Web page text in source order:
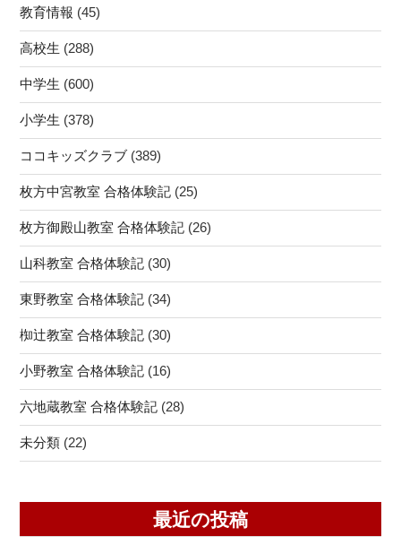
教育情報 (45)
高校生 (288)
中学生 (600)
小学生 (378)
ココキッズクラブ (389)
枚方中宮教室 合格体験記 (25)
枚方御殿山教室 合格体験記 (26)
山科教室 合格体験記 (30)
東野教室 合格体験記 (34)
椥辻教室 合格体験記 (30)
小野教室 合格体験記 (16)
六地蔵教室 合格体験記 (28)
未分類 (22)
最近の投稿